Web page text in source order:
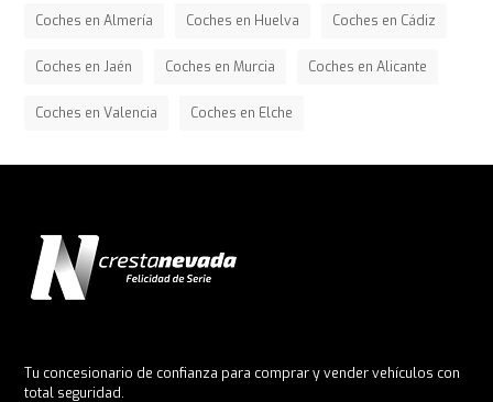
Coches en Almería Coches en Huelva Coches en Cádiz
Coches en Jaén Coches en Murcia Coches en Alicante
Coches en Valencia Coches en Elche
Tu concesionario de confianza para comprar y vender vehículos con
total seguridad.